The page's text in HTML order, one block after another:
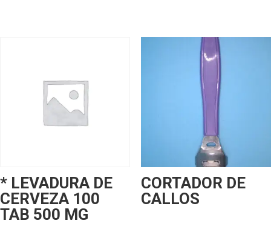
* LEVADURA DE
CERVEZA 100
TAB 500 MG
CORTADOR DE
CALLOS